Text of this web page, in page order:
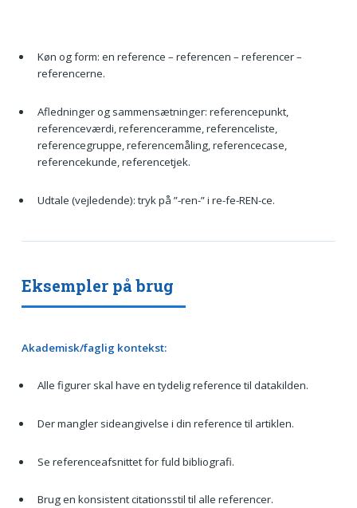
Køn og form: en reference – referencen – referencer –
referencerne.
Afledninger og sammensætninger: referencepunkt,
referenceværdi, referenceramme, referenceliste,
referencegruppe, referencemåling, referencecase,
referencekunde, referencetjek.
Udtale (vejledende): tryk på ”-ren-” i re-fe-REN-ce.
Eksempler på brug
Akademisk/faglig kontekst:
Alle figurer skal have en tydelig reference til datakilden.
Der mangler sideangivelse i din reference til artiklen.
Se referenceafsnittet for fuld bibliografi.
Brug en konsistent citationsstil til alle referencer.